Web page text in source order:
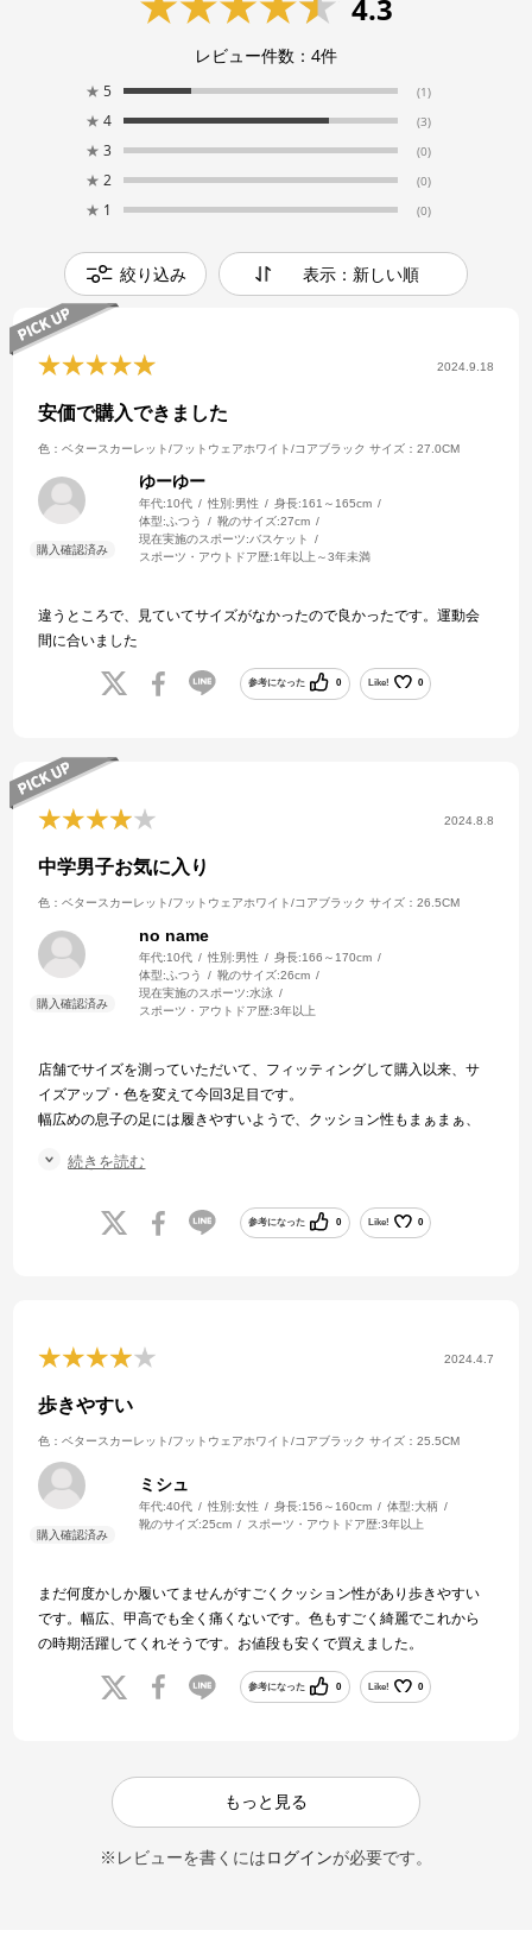
4.3
レビュー件数： 4件
★ 5 (1)
★ 4 (3)
★ 3 (0)
★ 2 (0)
★ 1 (0)
絞り込み 表示：新しい順
2024.9.18
安価で購入できました
色：ベタースカーレット/フットウェアホワイト/コアブラック サイズ：27.0CM
ゆーゆー
年代:10代 性別:男性 身長:161～165cm
体型: ふつう 靴のサイズ:27cm
現在実施のスポーツ:バスケット
スポーツ・アウトドア歴:1年以上～3年未満
違うところで、見ていてサイズがなかったので良かったです。運動会
間に合いました
参考になった 0 Like! 0
2024.8.8
中学男子お気に入り
色：ベタースカーレット/フットウェアホワイト/コアブラック サイズ：26.5CM
no name
年代:10代 性別:男性 身長:166～170cm
体型: ふつう 靴のサイズ:26cm
現在実施のスポーツ:水泳
スポーツ・アウトドア歴:3年以上
店舗でサイズを測っていただいて、フィッティングして購入以来、サ
イズアップ・色を変えて今回3足目です。
幅広めの息子の足には履きやすいようで、クッション性もまぁまぁ、
続きを読む
参考になった 0 Like! 0
2024.4.7
歩きやすい
色：ベタースカーレット/フットウェアホワイト/コアブラック サイズ：25.5CM
ミシュ
年代:40代 性別:女性 身長:156～160cm 体型:大柄
靴のサイズ:25cm スポーツ・アウトドア歴:3年以上
まだ何度かしか履いてませんがすごくクッション性があり歩きやすい
です。幅広、甲高でも全く痛くないです。色もすごく綺麗でこれから
の時期活躍してくれそうです。お値段も安くで買えました。
参考になった 0 Like! 0
もっと見る
※レビューを書くにはログインが必要です。